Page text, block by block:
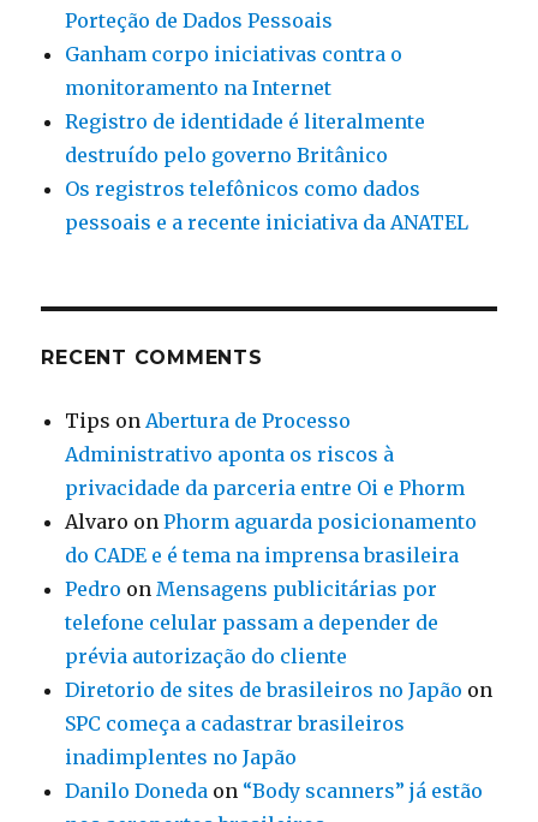
Porteção de Dados Pessoais
Ganham corpo iniciativas contra o
monitoramento na Internet
Registro de identidade é literalmente
destruído pelo governo Britânico
Os registros telefônicos como dados
pessoais e a recente iniciativa da ANATEL
RECENT COMMENTS
Tips onAbertura de Processo
Administrativo aponta os riscos à
privacidade da parceria entre Oi e Phorm
Alvaro onPhorm aguarda posicionamento
do CADE e é tema na imprensa brasileira
Pedro onMensagens publicitárias por
telefone celular passam a depender de
prévia autorização do cliente
Diretorio de sites de brasileiros no Japão on
SPC começa a cadastrar brasileiros
inadimplentes no Japão
Danilo Doneda on “Body scanners” já estão